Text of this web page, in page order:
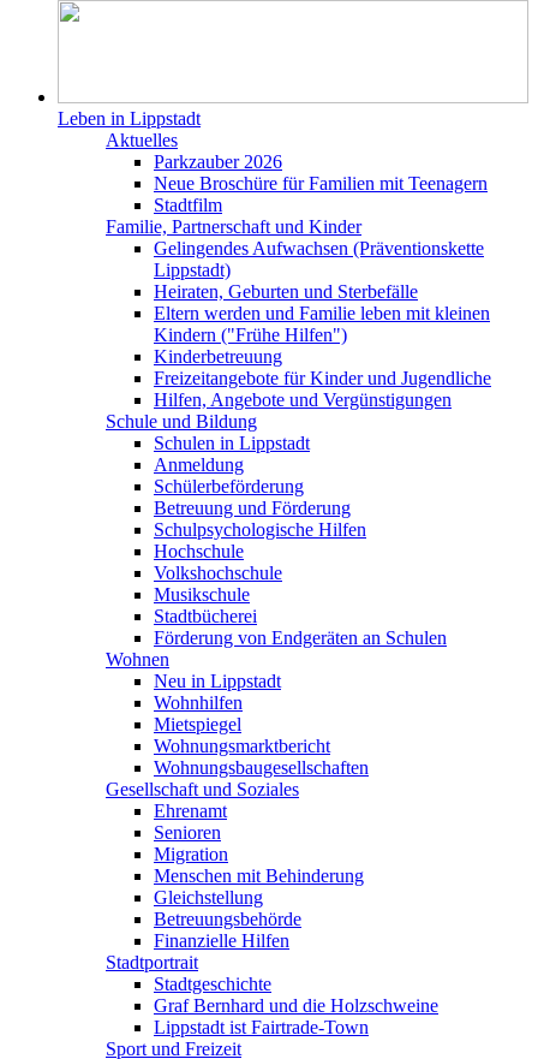
Leben in Lippstadt
Aktuelles
Parkzauber 2026
Neue Broschüre für Familien mit Teenagern
Stadtfilm
Familie, Partnerschaft und Kinder
Gelingendes Aufwachsen (Präventionskette
Lippstadt)
Heiraten, Geburten und Sterbefälle
Eltern werden und Familie leben mit kleinen
Kindern ("Frühe Hilfen")
Kinderbetreuung
Freizeitangebote für Kinder und Jugendliche
Hilfen, Angebote und Vergünstigungen
Schule und Bildung
Schulen in Lippstadt
Anmeldung
Schülerbeförderung
Betreuung und Förderung
Schulpsychologische Hilfen
Hochschule
Volkshochschule
Musikschule
Stadtbücherei
Förderung von Endgeräten an Schulen
Wohnen
Neu in Lippstadt
Wohnhilfen
Mietspiegel
Wohnungsmarktbericht
Wohnungsbaugesellschaften
Gesellschaft und Soziales
Ehrenamt
Senioren
Migration
Menschen mit Behinderung
Gleichstellung
Betreuungsbehörde
Finanzielle Hilfen
Stadtportrait
Stadtgeschichte
Graf Bernhard und die Holzschweine
Lippstadt ist Fairtrade-Town
Sport und Freizeit